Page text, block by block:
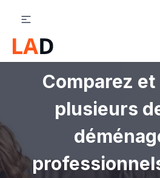
Comparez
plusieurs